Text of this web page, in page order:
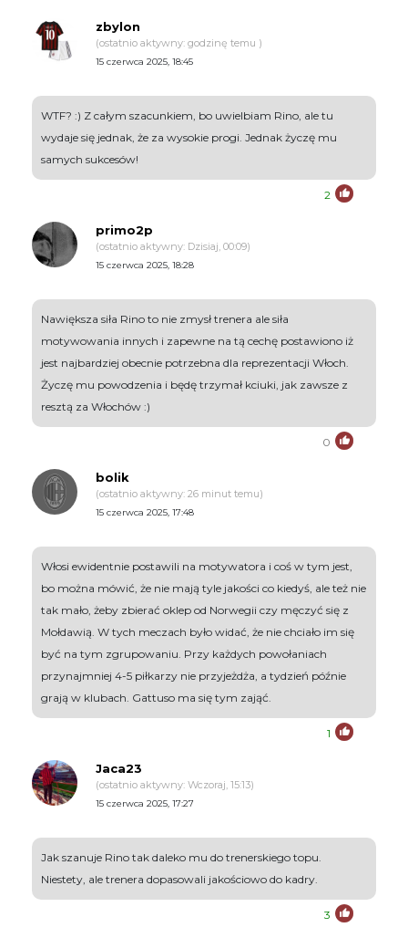
zbylon
(ostatnio aktywny: godzinę temu )
15 czerwca 2025, 18:45
WTF? :) Z całym szacunkiem, bo uwielbiam Rino, ale tu
wydaje się jednak, że za wysokie progi. Jednak życzę mu
samych sukcesów!
2
primo2p
(ostatnio aktywny: Dzisiaj, 00:09)
15 czerwca 2025, 18:28
Nawiększa siła Rino to nie zmysł trenera ale siła
motywowania innych i zapewne na tą cechę postawiono iż
jest najbardziej obecnie potrzebna dla reprezentacji Włoch.
Życzę mu powodzenia i będę trzymał kciuki, jak zawsze z
resztą za Włochów :)
0
bolik
(ostatnio aktywny: 26 minut temu)
15 czerwca 2025, 17:48
Włosi ewidentnie postawili na motywatora i coś w tym jest,
bo można mówić, że nie mają tyle jakości co kiedyś, ale też nie
tak mało, żeby zbierać oklep od Norwegii czy męczyć się z
Mołdawią. W tych meczach było widać, że nie chciało im się
być na tym zgrupowaniu. Przy każdych powołaniach
przynajmniej 4-5 piłkarzy nie przyjeżdża, a tydzień późnie
grają w klubach. Gattuso ma się tym zająć.
1
Jaca23
(ostatnio aktywny: Wczoraj, 15:13)
15 czerwca 2025, 17:27
Jak szanuje Rino tak daleko mu do trenerskiego topu.
Niestety, ale trenera dopasowali jakościowo do kadry.
3